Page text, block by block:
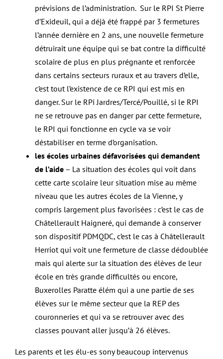
prévisions de l’administration. Sur le RPI St Pierre
d’Exideuil, qui a déjà été frappé par 3 fermetures
l’année dernière en 2 ans, une nouvelle fermeture
détruirait une équipe qui se bat contre la difficulté
scolaire de plus en plus prégnante et renforcée
dans certains secteurs ruraux et au travers d’elle,
c’est tout l’existence de ce RPI qui est mis en
danger. Sur le RPi Jardres/Tercé/Pouillé, si le RPI
ne se retrouve pas en danger par cette fermeture,
le RPI qui fonctionne en cycle va se voir
déstabiliser en terme d’organisation.
les écoles urbaines défavorisées qui demandent
de l’aide – La situation des écoles qui voit dans
cette carte scolaire leur situation mise au même
niveau que les autres écoles de la Vienne, y
compris largement plus favorisées : c’est le cas de
Châtellerault Haigneré, qui demande à conserver
son dispositif PDMQDC, c’est le cas à Châtellerault
Herriot qui voit une fermeture de classe dédoublée
mais qui alerte sur la situation des élèves de leur
école en très grande difficultés ou encore,
Buxerolles Paratte élém qui a une partie de ses
élèves sur le même secteur que la REP des
couronneries et qui va se retrouver avec des
classes pouvant aller jusqu’à 26 élèves.
Les parents et les élu-es sony beaucoup intervenus